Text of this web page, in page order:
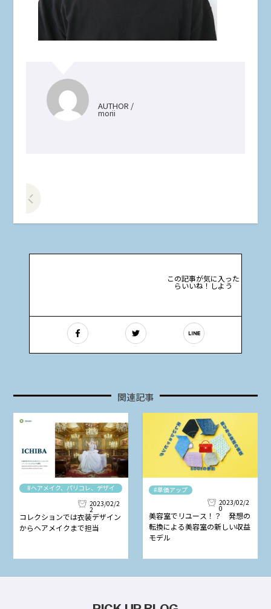
AUTHOR /
morii
この記事が気に入った
らいいね！しよう
関連記事
#ヘアメイク、パリコレ、デザイ
ナー
2023/02/2
2
コレクションでは衣装デザイン
からヘアメイクまで担当
#単価アップ
2023/02/2
0
美容室でリユース！？ 発想の
転換による美容室の新しい収益
モデル